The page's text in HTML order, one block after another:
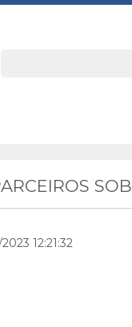
12:21:32